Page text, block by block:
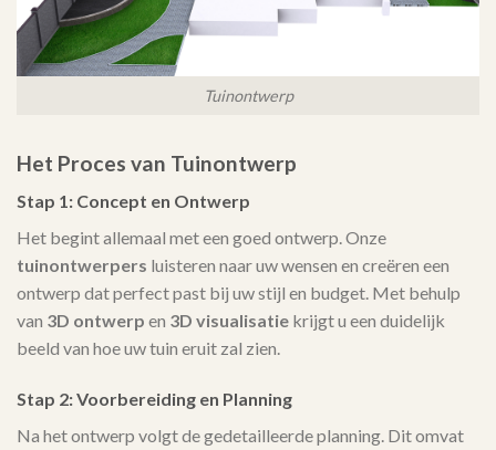
Tuinontwerp
Het Proces van Tuinontwerp
Stap 1: Concept en Ontwerp
Het begint allemaal met een goed ontwerp. Onze
tuinontwerpers luisteren naar uw wensen en creëren een
ontwerp dat perfect past bij uw stijl en budget. Met behulp
van 3D ontwerp en 3D visualisatie krijgt u een duidelijk
beeld van hoe uw tuin eruit zal zien.
Stap 2: Voorbereiding en Planning
Na het ontwerp volgt de gedetailleerde planning. Dit omvat